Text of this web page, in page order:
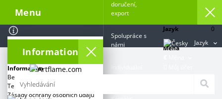
Menu
Information
Information
Bezpečnostní předpisy biokrby
Terms and conditions
Zásady ochrany osobních údajů
doručení,
export
Spolupráce s
námi
projekt
Jazyk
Jazyk
Měna
0